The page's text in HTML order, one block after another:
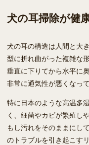
犬の耳掃除が健
犬の耳の構造は人間と大
型に折れ曲がった複雑な形
垂直に下りてから水平に
非常に通気性が悪くなって
特に日本のような高温多
く、細菌やカビが繁殖し
もし汚れをそのままにし
のトラブルを引き起こす